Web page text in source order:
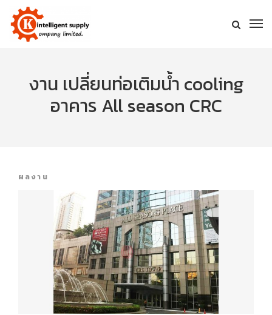
งาน เปลี่ยนท่อเติมน้ำ cooling
อาคาร All season CRC
ผลงาน